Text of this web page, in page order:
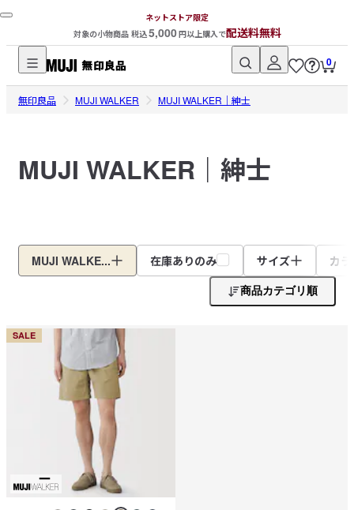
ネットストア限定
対象の小物商品 税込5,000円以上購入で配送料無料
無
印
ネ
ッ
ト
ア
0
無印良品 MUJI WALKER MUJI WALKER｜紳士
MUJI WALKER｜紳士
MUJI WALKE... 在庫ありのみ サイズ カ
商品カテゴリ順
SALE